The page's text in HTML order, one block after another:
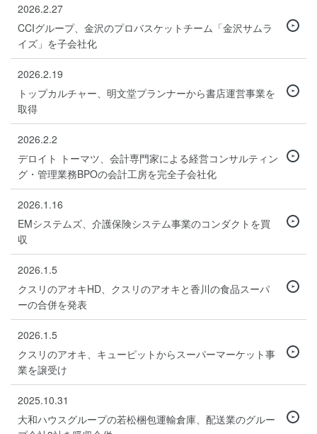
2026.2.27
CCIグループ、金沢のプロバスケットチーム「金沢サムラ
イズ」を子会社化
2026.2.19
トップカルチャー、明文堂プランナーから書店運営事業を
取得
2026.2.2
デロイト トーマツ、会計専門家による経営コンサルティン
グ・管理業務BPOの会計工房を完全子会社化
2026.1.16
EMシステムズ、介護保険システム事業のコンダクトを買
収
2026.1.5
クスリのアオキHD、クスリのアオキと香川の食品スーパ
ーの合併を発表
2026.1.5
クスリのアオキ、キューピットからスーパーマーケット事
業を譲受け
2025.10.31
大和ハウスグループの若松梱包運輸倉庫、配送業のグルー